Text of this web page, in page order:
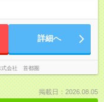
詳細へ
式会社 首都圏
掲載日：2026.08.05